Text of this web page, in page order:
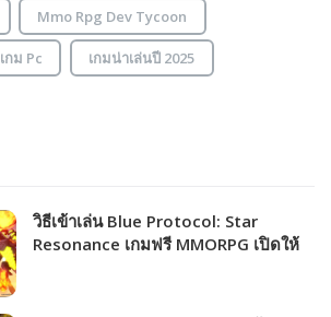
Mmo Rpg Dev Tycoon
เกม Pc เกมน่าเล่นปี 2025
วิธีเข้าเล่น Blue Protocol: Star
Resonance เกมฟรี MMORPG เปิดให้